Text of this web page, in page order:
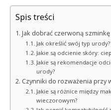
Spis treści
Jak dobrać czerwoną
Jak określić swój typ urody?
Jakie są odcienie skóry:
Jakie są rekomendacje
urody?
Czynniki do rozważenia przy
Jakie są różnice między
wieczorowym?